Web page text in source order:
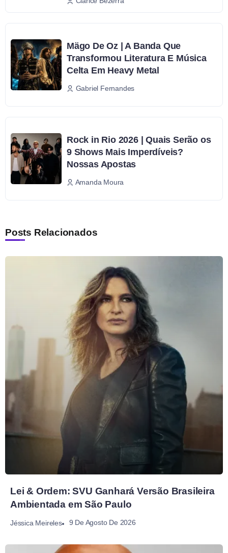
Mägo De Oz | A Banda Que
Transformou Literatura E Música
Celta Em Heavy Metal
Gabriel Fernandes
Rock in Rio 2026 | Quais Serão os
9 Shows Mais Imperdíveis?
Nossas Apostas
Amanda Moura
Posts Relacionados
Lei & Ordem: SVU Ganhará Versão Brasileira
Ambientada em São Paulo
Jéssica Meireles 9 De Agosto De 2026